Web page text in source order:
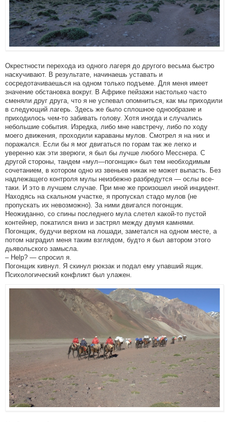
Окрестности перехода из одного лагеря до другого весьма быстро
наскучивают. В результате, начинаешь уставать и
сосредотачиваешься на одном только подъеме. Для меня имеет
значение обстановка вокруг. В Африке пейзажи настолько часто
сменяли друг друга, что я не успевал опомниться, как мы приходили
в следующий лагерь. Здесь же было сплошное однообразие и
приходилось чем-то забивать голову. Хотя иногда и случались
небольшие события. Изредка, либо мне навстречу, либо по ходу
моего движения, проходили караваны мулов. Смотрел я на них и
поражался. Если бы я мог двигаться по горам так же легко и
уверенно как эти зверюги, я был бы лучше любого Месснера. С
другой стороны, тандем «мул—погонщик» был тем необходимым
сочетанием, в котором одно из звеньев никак не может выпасть. Без
надлежащего контроля мулы неизбежно разбредутся — ослы все-
таки. И это в лучшем случае. При мне же произошел иной инцидент.
Находясь на скальном участке, я пропускал стадо мулов (не
пропускать их невозможно). За ними двигался погонщик.
Неожиданно, со спины последнего мула слетел какой-то пустой
контейнер, покатился вниз и застрял между двумя камнями.
Погонщик, будучи верхом на лошади, заметался на одном месте, а
потом наградил меня таким взглядом, будто я был автором этого
дьявольского замысла.
– Help? — спросил я.
Погонщик кивнул. Я скинул рюкзак и подал ему упавший ящик.
Психологический конфликт был улажен.